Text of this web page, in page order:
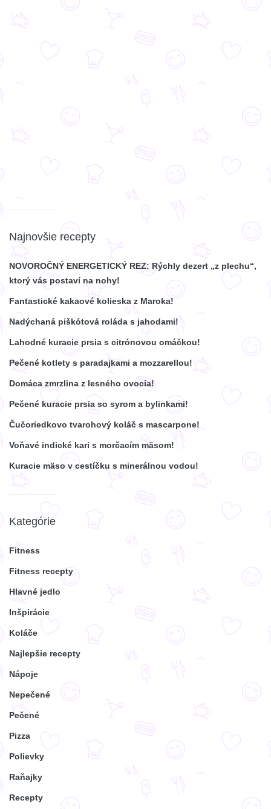
Najnovšie recepty
NOVOROČNÝ ENERGETICKÝ REZ: Rýchly dezert „z plechu“,
ktorý vás postaví na nohy!
Fantastické kakaové kolieska z Maroka!
Nadýchaná piškótová roláda s jahodami!
Lahodné kuracie prsia s citrónovou omáčkou!
Pečené kotlety s paradajkami a mozzarellou!
Domáca zmrzlina z lesného ovocia!
Pečené kuracie prsia so syrom a bylinkami!
Čučoriedkovo tvarohový koláč s mascarpone!
Voňavé indické kari s morčacím mäsom!
Kuracie mäso v cestíčku s minerálnou vodou!
Kategórie
Fitness
Fitness recepty
Hlavné jedlo
Inšpirácie
Koláče
Najlepšie recepty
Nápoje
Nepečené
Pečené
Pizza
Polievky
Raňajky
Recepty